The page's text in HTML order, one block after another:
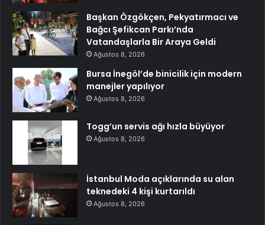
Başkan Özgökçen, Pekyatırmacı ve
Bağcı Şefikcan Parkı’nda
Vatandaşlarla Bir Araya Geldi
Ağustos 8, 2026
Bursa İnegöl’de binicilik için modern
manejler yapılıyor
Ağustos 8, 2026
Togg’un servis ağı hızla büyüyor
Ağustos 8, 2026
İstanbul Moda açıklarında su alan
teknedeki 4 kişi kurtarıldı
Ağustos 8, 2026